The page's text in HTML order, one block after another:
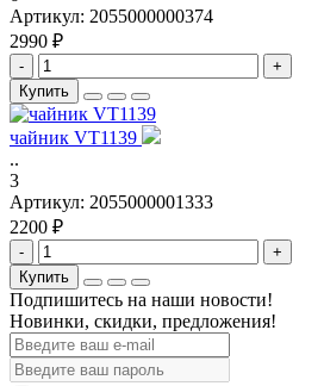
Артикул: 2055000000374
2990 ₽
-
+
Купить
чайник VT1139
..
3
Артикул: 2055000001333
2200 ₽
-
+
Купить
Подпишитесь на наши новости!
Новинки, скидки, предложения!